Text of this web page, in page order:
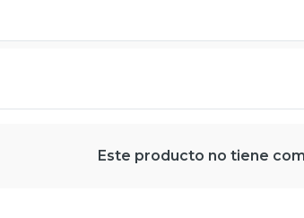
Este producto no tiene